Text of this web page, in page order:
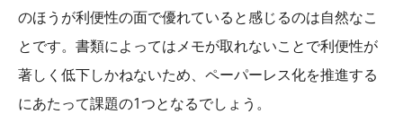
のほうが利便性の面で優れていると感じるのは自然なこ
とです。書類によってはメモが取れないことで利便性が
著しく低下しかねないため、ペーパーレス化を推進する
にあたって課題の1つとなるでしょう。